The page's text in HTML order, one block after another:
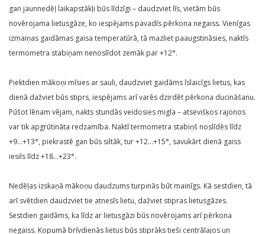
gan jaunnedēļ laikapstākļi būs līdzīgi – daudzviet līs, vietām būs
novērojama lietusgāze, ko iespējams pavadīs pērkona negaiss. Vienīgas
izmaiņas gaidāmas gaisa temperatūrā, tā mazliet paaugstināsies, naktīs
termometra stabiņam nenoslīdot zemāk par +12°.
Piektdien mākoņi mīsies ar sauli, daudzviet gaidāms īslaicīgs lietus, kas
dienā dažviet būs stiprs, iespējams arī varēs dzirdēt pērkona ducināšanu.
Pūšot lēnam vējam, nakts stundās veidosies migla – atsevišķos rajonos
var tik apgrūtināta redzamība. Naktī termometra stabiņš noslīdēs līdz
+9…+13°, piekrastē gan būs siltāk, tur +12…+15°, savukārt dienā gaiss
iesils līdz +18…+23°.
Nedēļas izskaņā mākoņu daudzums turpinās būt mainīgs. Kā sestdien, tā
arī svētdien daudzviet tie atnesīs lietu, dažviet stipras lietusgāzes.
Sestdien gaidāms, ka līdz ar lietusgāzi būs novērojams arī pērkona
negaiss. Kopumā brīvdienās lietus būs stiprāks tieši centrālajos un